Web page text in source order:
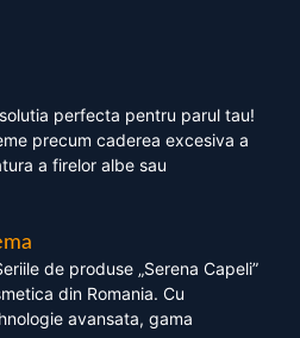
perfecta pentru parul tau!
precum caderea excesiva a
a firelor albe sau
de produse „Serena Capeli”
din Romania. Cu
avansata, gama